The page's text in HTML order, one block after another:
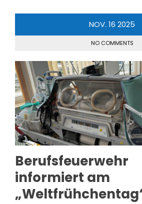
NOV. 16 2025
NO COMMENTS
Berufsfeuerwehr
informiert am